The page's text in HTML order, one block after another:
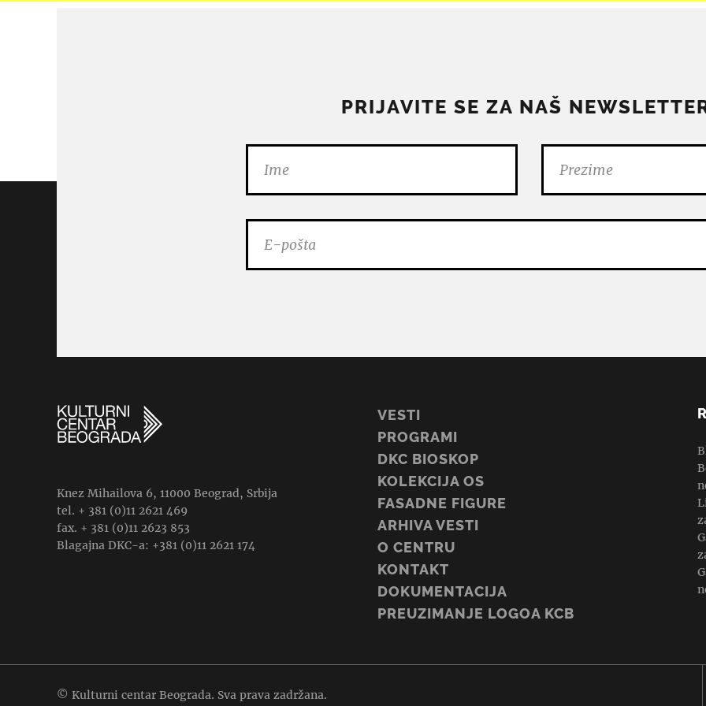
PRIJAVITE SE ZA NAŠ
Knez Mihailova 6, 11000 Beograd, Srbija
tel. + 381 (0)11 2621 469
fax. + 381 (0)11 2623 853
Blagajna DKC-a: +381 (0)11 2621 174
VESTI
PROGRAMI
DKC BIOSKOP
KOLEKCIJA OS
FASADNE FIGURE
ARHIVA VESTI
O CENTRU
KONTAKT
DOKUMENTACIJA
PREUZIMANJE LOGOA KCB
© Kulturni centar Beograda. Sva prava zadržana.